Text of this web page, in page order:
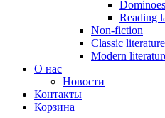
Dominoes
Reading
Non-fiction
Classic literature
Modern
О нас
Новости
Контакты
Корзина